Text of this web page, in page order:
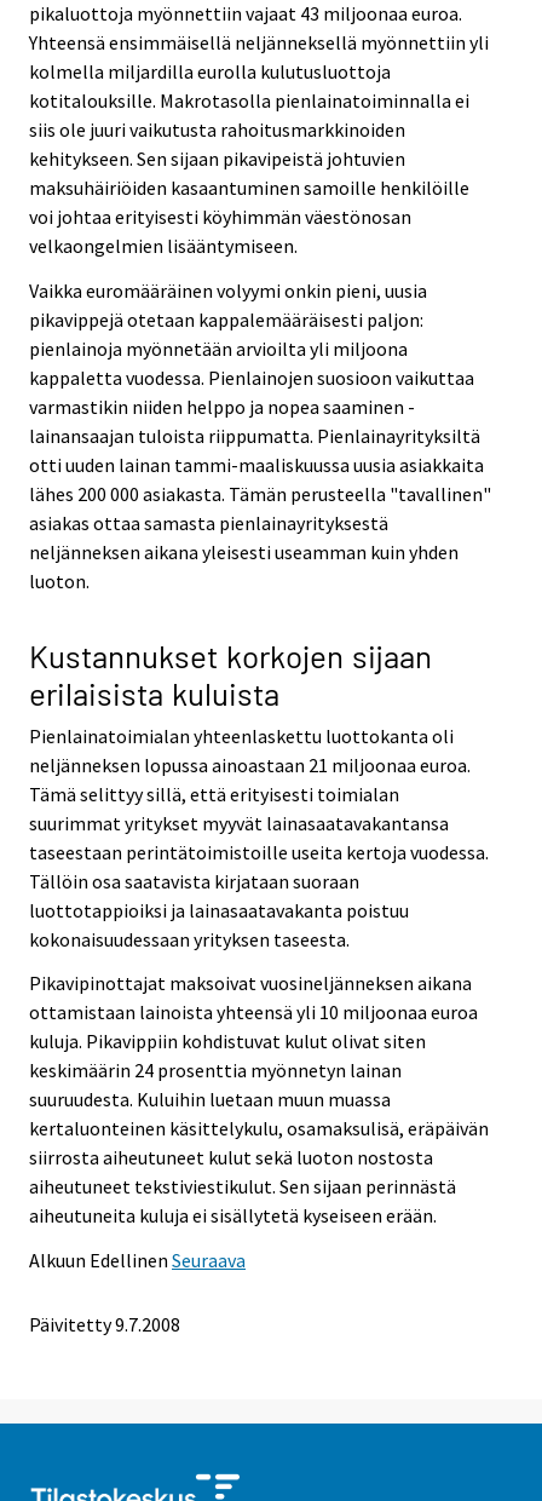
pikaluottoja myönnettiin vajaat 43 miljoonaa euroa.
Yhteensä ensimmäisellä neljänneksellä myönnettiin yli
kolmella miljardilla eurolla kulutusluottoja
kotitalouksille. Makrotasolla pienlainatoiminnalla ei
siis ole juuri vaikutusta rahoitusmarkkinoiden
kehitykseen. Sen sijaan pikavipeistä johtuvien
maksuhäiriöiden kasaantuminen samoille henkilöille
voi johtaa erityisesti köyhimmän väestönosan
velkaongelmien lisääntymiseen.
Vaikka euromääräinen volyymi onkin pieni, uusia
pikavippejä otetaan kappalemääräisesti paljon:
pienlainoja myönnetään arvioilta yli miljoona
kappaletta vuodessa. Pienlainojen suosioon vaikuttaa
varmastikin niiden helppo ja nopea saaminen -
lainansaajan tuloista riippumatta. Pienlainayrityksiltä
otti uuden lainan tammi-maaliskuussa uusia asiakkaita
lähes 200 000 asiakasta. Tämän perusteella "tavallinen"
asiakas ottaa samasta pienlainayrityksestä
neljänneksen aikana yleisesti useamman kuin yhden
luoton.
Kustannukset korkojen sijaan
erilaisista kuluista
Pienlainatoimialan yhteenlaskettu luottokanta oli
neljänneksen lopussa ainoastaan 21 miljoonaa euroa.
Tämä selittyy sillä, että erityisesti toimialan
suurimmat yritykset myyvät lainasaatavakantansa
taseestaan perintätoimistoille useita kertoja vuodessa.
Tällöin osa saatavista kirjataan suoraan
luottotappioiksi ja lainasaatavakanta poistuu
kokonaisuudessaan yrityksen taseesta.
Pikavipinottajat maksoivat vuosineljänneksen aikana
ottamistaan lainoista yhteensä yli 10 miljoonaa euroa
kuluja. Pikavippiin kohdistuvat kulut olivat siten
keskimäärin 24 prosenttia myönnetyn lainan
suuruudesta. Kuluihin luetaan muun muassa
kertaluonteinen käsittelykulu, osamaksulisä, eräpäivän
siirrosta aiheutuneet kulut sekä luoton nostosta
aiheutuneet tekstiviestikulut. Sen sijaan perinnästä
aiheutuneita kuluja ei sisällytetä kyseiseen erään.
Alkuun Edellinen Seuraava
Päivitetty9.7.2008